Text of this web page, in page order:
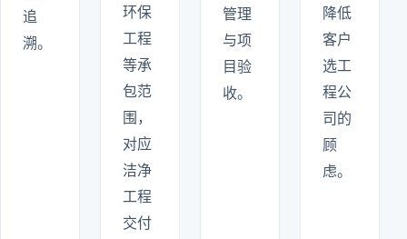
追
溯。
环保
工程
等承
包范
围，
对应
洁净
工程
交付
管理
与项
目验
收。
降低
客户
选工
程公
司的
顾
虑。